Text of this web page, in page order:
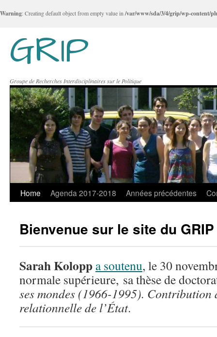
Warning: Creating default object from empty value in /var/www/sda/3/4/grip/wp-content/
GRIP
Groupe de Recherches Interdisciplinaires sur le Politique
Home Agenda 2017-2018 Années précédentes
Bienvenue sur le site du GRIP
Sarah Kolopp a soutenu, le 30
normale supérieure, sa thèse de
ses mondes (1966-1995). Contribution
relationnelle de l’État.